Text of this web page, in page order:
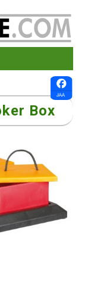
Box